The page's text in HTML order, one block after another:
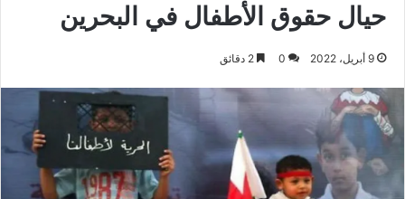
حيال حقوق الأطفال في البحرين
9 أبريل، 2022 0